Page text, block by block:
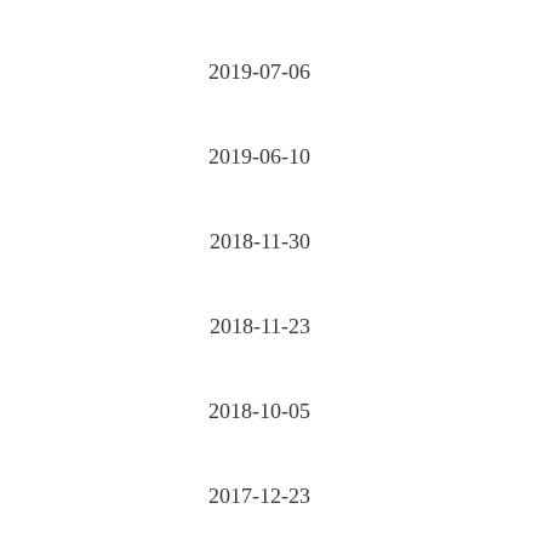
2019-07-06
2019-06-10
2018-11-30
2018-11-23
2018-10-05
2017-12-23